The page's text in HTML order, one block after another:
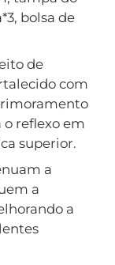
bolsa de
de
com
reflexo em
superior.
a
a
a